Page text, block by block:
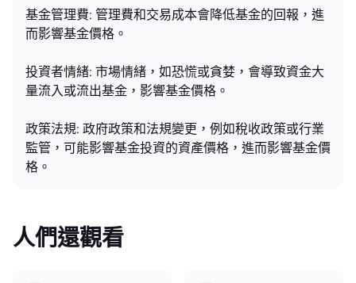
基金管理費: 管理費和交易成本會降低基金的回報，進
而影響基金價格。
投資者情緒: 市場情緒，如恐慌或貪婪，會導致資金大
量流入或流出基金，影響基金價格。
政策法規: 政府政策和法規變更，例如稅收政策或行業
監管，可能影響基金投資的資產價格，進而影響基金價
格。
人們還觀看